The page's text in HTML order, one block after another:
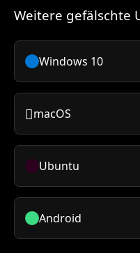
Weitere gefälschte
Windows 10
macOS
Ubuntu
Android